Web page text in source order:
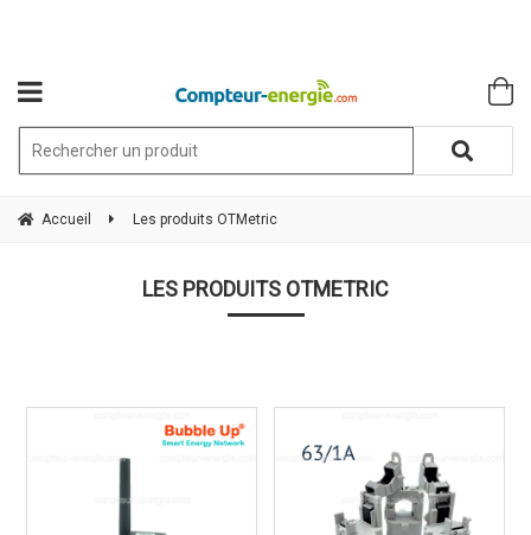
Accueil Les produits OTMetric
LES PRODUITS OTMETRIC